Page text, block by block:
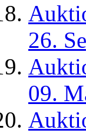
26.
09.